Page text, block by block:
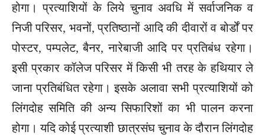
होगा। प्रत्याशियों के लिये चुनाव अवधि में सर्वाजनिक व
निजी परिसर, भवनों, प्रतिष्ठानों आदि की दीवारों व बोर्डों पर
पोस्टर, पम्पलेट, बैनर, नारेबाजी आदि पर प्रतिबंध रहेगा।
इसी प्रकार कॉलेज परिसर में किसी भी तरह के हथियार ले
जाना प्रतिबंधित रहेगा। इसके अलावा सभी प्रत्याशियों को
लिंगदोह समिति की अन्य सिफारिशों का भी पालन करना
होगा। यदि कोई प्रत्याशी छात्रसंघ चुनाव के दौरान लिंगदोह